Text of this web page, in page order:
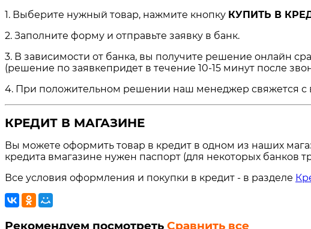
1. Выберите нужный товар, нажмите кнопку КУПИТЬ В
2. Заполните форму и отправьте заявку в банк.
3. В зависимости от банка, вы получите решение онлайн
(решение по заявкепридет в течение 10-15 минут после
4. При положительном решении наш менеджер свяжется с
КРЕДИТ В МАГАЗИНЕ
Вы можете оформить товар в кредит в одном из наших
кредита вмагазине нужен паспорт (для некоторых банков
Все условия оформления и покупки в кредит - в разделе
Рекомендуем посмотреть Сравнить все